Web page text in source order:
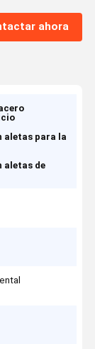
ahora
aletas para la
aletas de